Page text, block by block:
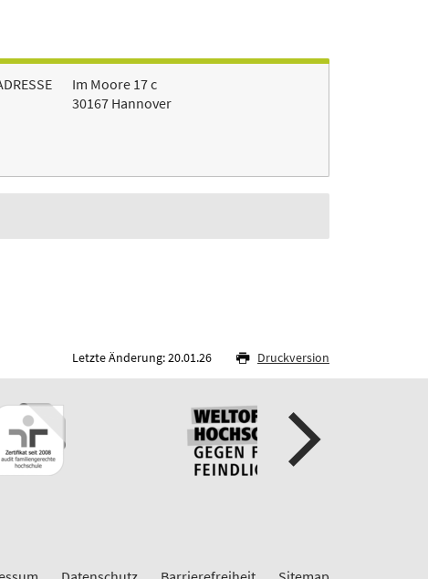
Im Moore 17 c
30167 Hannover
Letzte Änderung: 20.01.26 Druckversion